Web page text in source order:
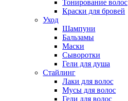
Тонирование волос
Краски для бровей
Уход
Шампуни
Бальзамы
Маски
Сыворотки
Гели для душа
Стайлинг
Лаки для волос
Мусы для волос
Гели для волос